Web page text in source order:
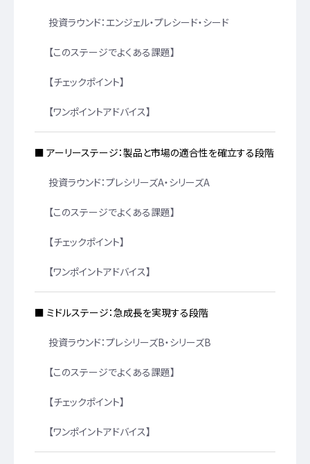
投資ラウンド：エンジェル・プレシード・シード
【このステージでよくある課題】
【チェックポイント】
【ワンポイントアドバイス】
■ アーリーステージ：製品と市場の適合性を確立する段階
投資ラウンド：プレシリーズA・シリーズA
【このステージでよくある課題】
【チェックポイント】
【ワンポイントアドバイス】
■ ミドルステージ：急成長を実現する段階
投資ラウンド：プレシリーズB・シリーズB
【このステージでよくある課題】
【チェックポイント】
【ワンポイントアドバイス】